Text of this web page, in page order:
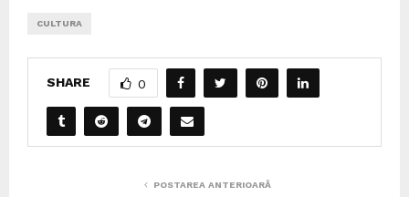
CULTURA
SHARE 0
POSTAREA ANTERIOARĂ